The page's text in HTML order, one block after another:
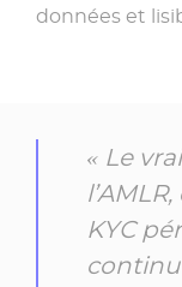
données et
« Le
KYC
continu